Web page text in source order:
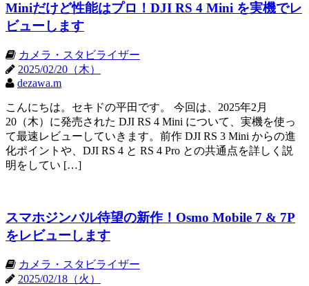
Miniだけど性能はプロ！DJI RS 4 Mini を実機でレ
ビューします
カメラ・スタビライザー
2025/02/20（木）
dezawa.m
こんにちは。セキドの平田です。 今回は、2025年2月
20（木）に発売された DJI RS 4 Mini について、実機を使っ
て最速レビューしていきます。前作 DJI RS 3 Mini からの進
化ポイントや、DJI RS 4 と RS 4 Pro との共通点を詳しく説
明をしてい […]
スマホジンバル待望の新作！Osmo Mobile 7 & 7P
をレビューします
カメラ・スタビライザー
2025/02/18（火）